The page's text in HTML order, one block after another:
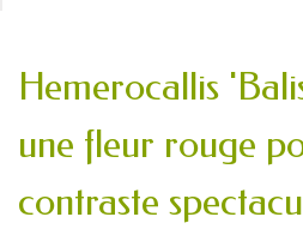
Hemerocallis
une fleur rouge
contraste